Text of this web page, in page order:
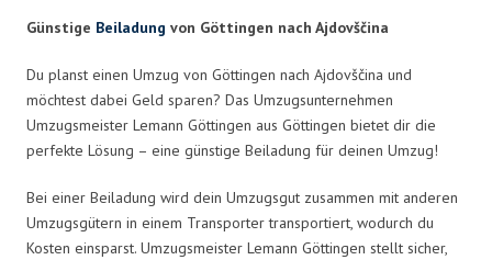
Günstige Beiladung von Göttingen nach Ajdovščina
Du planst einen Umzug von Göttingen nach Ajdovščina und
möchtest dabei Geld sparen? Das Umzugsunternehmen
Umzugsmeister Lemann Göttingen aus Göttingen bietet dir die
perfekte Lösung – eine günstige Beiladung für deinen Umzug!
Bei einer Beiladung wird dein Umzugsgut zusammen mit anderen
Umzugsgütern in einem Transporter transportiert, wodurch du
Kosten einsparst. Umzugsmeister Lemann Göttingen stellt sicher,